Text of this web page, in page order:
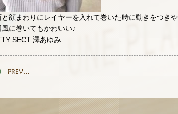
顔まわりにレイヤーを入れて巻いた時に動きをつき
に巻いてもかわいい♪
SECT 澤あゆみ